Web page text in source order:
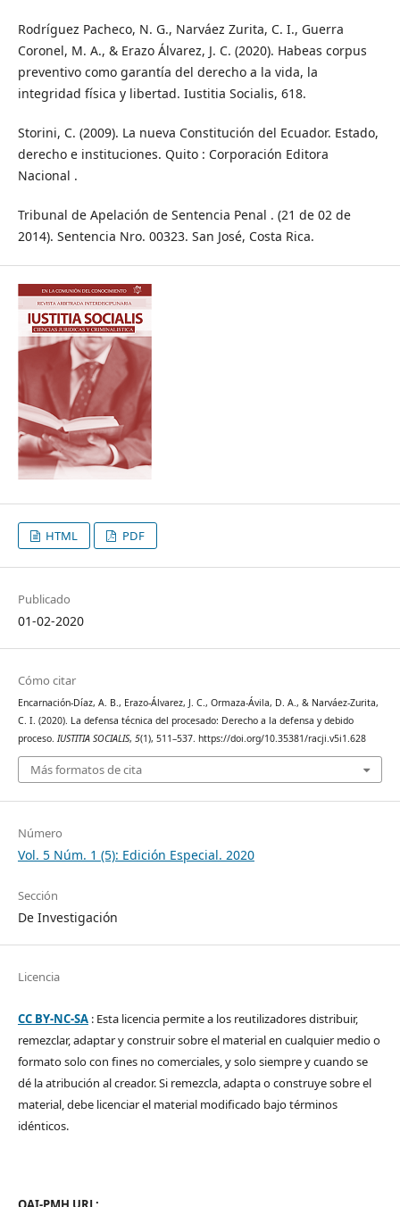
Rodríguez Pacheco, N. G., Narváez Zurita, C. I., Guerra
Coronel, M. A., & Erazo Álvarez, J. C. (2020). Habeas corpus
preventivo como garantía del derecho a la vida, la
integridad física y libertad. Iustitia Socialis, 618.
Storini, C. (2009). La nueva Constitución del Ecuador. Estado,
derecho e instituciones. Quito : Corporación Editora
Nacional .
Tribunal de Apelación de Sentencia Penal . (21 de 02 de
2014). Sentencia Nro. 00323. San José, Costa Rica.
HTML PDF
Publicado
01-02-2020
Cómo citar
Encarnación-Díaz, A. B., Erazo-Álvarez, J. C., Ormaza-Ávila, D. A., & Narváez-Zurita,
C. I. (2020). La defensa técnica del procesado: Derecho a la defensa y debido
proceso. IUSTITIA SOCIALIS, 5(1), 511–537. https://doi.org/10.35381/racji.v5i1.628
Más formatos de cita
Número
Vol. 5 Núm. 1 (5): Edición Especial. 2020
Sección
De Investigación
Licencia
CC BY-NC-SA: Esta licencia permite a los reutilizadores distribuir,
remezclar, adaptar y construir sobre el material en cualquier medio o
formato solo con fines no comerciales, y solo siempre y cuando se
dé la atribución al creador. Si remezcla, adapta o construye sobre el
material, debe licenciar el material modificado bajo términos
idénticos.